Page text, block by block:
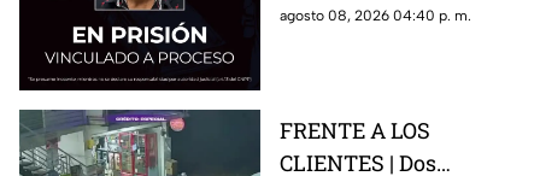
permanecer en prisión
agosto 08, 2026 04:40 p. m.
FRENTE A LOS
CLIENTES | Dos